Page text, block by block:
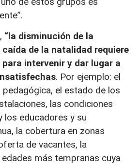
“la disminución de la
de la natalidad requiere
intervenir y dar lugar a
. Por ejemplo: el
el estado de los
las condiciones
los educadores y su
la cobertura en zonas
de vacantes, la
más tempranas cuya